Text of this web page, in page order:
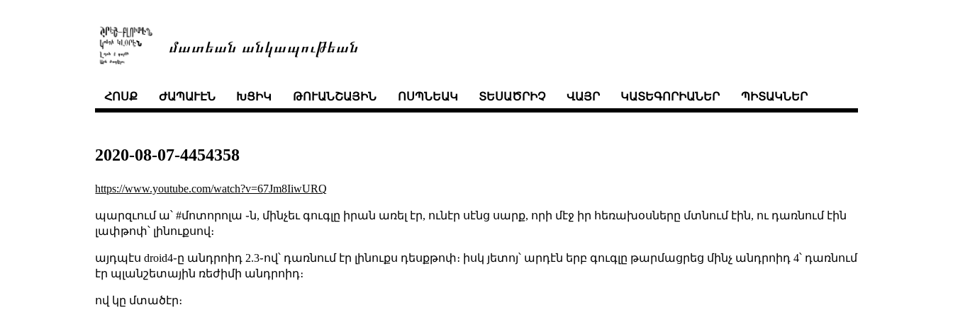
մատեան անկապութեան
ՀՈՍՔ ԺԱՊԱՒԷՆ ԽՑԻԿ ԹՈՒԱՆՇԱՅԻՆ ՈՍՊՆԵԱԿ ՏԵՍԱԾՐԻՉ ՎԱՅՐ ԿԱՏԵԳՈՐԻԱՆԵՐ ՊԻՏԱԿՆԵՐ
2020-08-07-4454358
https://www.youtube.com/watch?v=67Jm8IiwURQ
պարզւում ա՝ #մոտորոլա ֊ն, մինչեւ գուգլը իրան առել էր, ունէր սէնց սարք, որի մէջ իր հեռախօսները մտնում էին, ու դառնում էին
լափթոփ՝ լինուքսով։
այդպէս droid4֊ը անդրոիդ 2.3֊ով՝ դառնում էր լինուքս դեսքթոփ։ իսկ յետոյ՝ արդէն երբ գուգլը թարմացրեց մինչ անդրոիդ 4՝ դառնում
էր պլանշետային ռեժիմի անդրոիդ։
ով կը մտածէր։